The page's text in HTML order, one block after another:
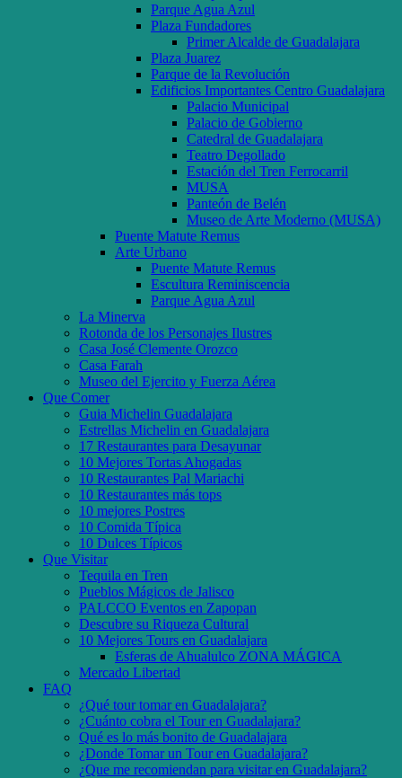
Parque Agua Azul
Plaza Fundadores
Primer Alcalde de Guadalajara
Plaza Juarez
Parque de la Revolución
Edificios Importantes Centro Guadalajara
Palacio Municipal
Palacio de Gobierno
Catedral de Guadalajara
Teatro Degollado
Estación del Tren Ferrocarril
MUSA
Panteón de Belén
Museo de Arte Moderno (MUSA)
Puente Matute Remus
Arte Urbano
Puente Matute Remus
Escultura Reminiscencia
Parque Agua Azul
La Minerva
Rotonda de los Personajes Ilustres
Casa José Clemente Orozco
Casa Farah
Museo del Ejercito y Fuerza Aérea
Que Comer
Guia Michelin Guadalajara
Estrellas Michelin en Guadalajara
17 Restaurantes para Desayunar
10 Mejores Tortas Ahogadas
10 Restaurantes Pal Mariachi
10 Restaurantes más tops
10 mejores Postres
10 Comida Típica
10 Dulces Típicos
Que Visitar
Tequila en Tren
Pueblos Mágicos de Jalisco
PALCCO Eventos en Zapopan
Descubre su Riqueza Cultural
10 Mejores Tours en Guadalajara
Esferas de Ahualulco ZONA MÁGICA
Mercado Libertad
FAQ
¿Qué tour tomar en Guadalajara?
¿Cuánto cobra el Tour en Guadalajara?
Qué es lo más bonito de Guadalajara
¿Donde Tomar un Tour en Guadalajara?
¿Que me recomiendan para visitar en Guadalajara?